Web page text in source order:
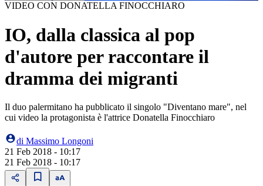
VIDEO CON DONATELLA FINOCCHIARO
IO, dalla classica al pop
d'autore per raccontare il
dramma dei migranti
Il duo palermitano ha pubblicato il singolo "Diventano mare", nel
cui video la protagonista è l'attrice Donatella Finocchiaro
di Massimo Longoni
21 Feb 2018 - 10:17
21 Feb 2018 - 10:17